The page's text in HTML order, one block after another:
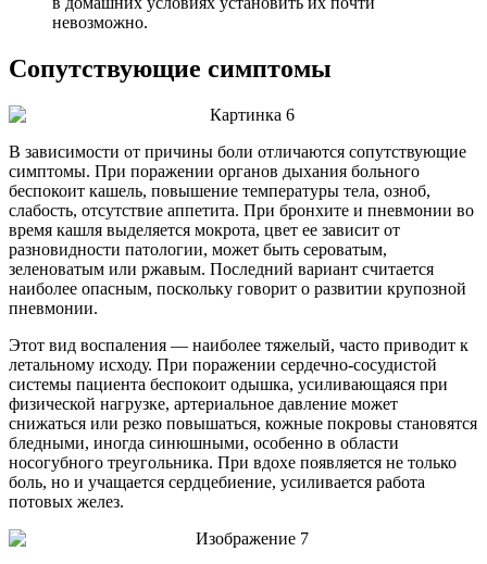
невозможно.
Сопутствующие симптомы
В зависимости от причины боли отличаются сопутствующие
симптомы. При поражении органов дыхания больного
беспокоит кашель, повышение температуры тела, озноб,
слабость, отсутствие аппетита. При бронхите и пневмонии во
время кашля выделяется мокрота, цвет ее зависит от
разновидности патологии, может быть сероватым,
зеленоватым или ржавым. Последний вариант считается
наиболее опасным, поскольку говорит о развитии крупозной
пневмонии.
Этот вид воспаления — наиболее тяжелый, часто приводит к
летальному исходу. При поражении сердечно-сосудистой
системы пациента беспокоит одышка, усиливающаяся при
физической нагрузке, артериальное давление может
снижаться или резко повышаться, кожные покровы становятся
бледными, иногда синюшными, особенно в области
носогубного треугольника. При вдохе появляется не только
боль, но и учащается сердцебиение, усиливается работа
потовых желез.